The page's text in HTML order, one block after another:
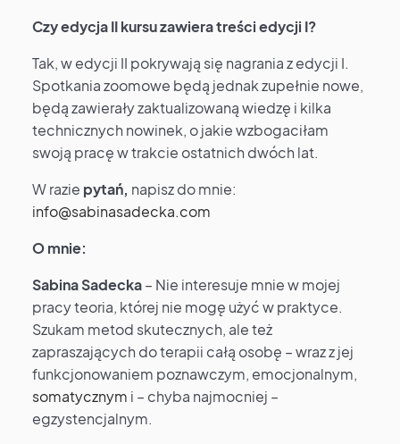
Czy edycja II kursu zawiera treści edycji I?
Tak, w edycji II pokrywają się nagrania z edycji I.
Spotkania zoomowe będą jednak zupełnie nowe,
będą zawierały zaktualizowaną wiedzę i kilka
technicznych nowinek, o jakie wzbogaciłam
swoją pracę w trakcie ostatnich dwóch lat.
W razie pytań, napisz do mnie:
info@sabinasadecka.com
O mnie:
Sabina Sadecka– Nie interesuje mnie w mojej
pracy teoria, której nie mogę użyć w praktyce.
Szukam metod skutecznych, ale też
zapraszających do terapii całą osobę – wraz z jej
funkcjonowaniem poznawczym, emocjonalnym,
somatycznym i – chyba najmocniej –
egzystencjalnym.